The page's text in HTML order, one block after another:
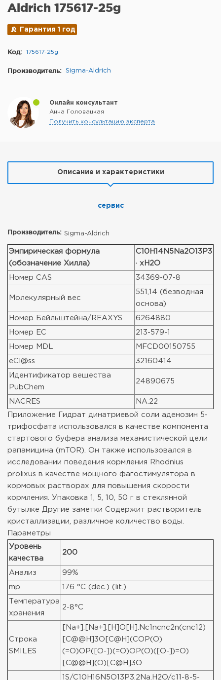
Aldrich 175617-25g
Гарантия 1 год
Код: 175617-25g
Производитель: Sigma-Aldrich
Онлайн консультант
Анна Головацкая
Получить консультацию эксперта
Описание и характеристики
сервис
Производитель: Sigma-Aldrich
Эмпирическая формула
(обозначение Хилла)
C10H14N5Na2O13P3
· xH2O
Номер CAS 34369-07-8
Молекулярный вес
551,14 (безводная
основа)
Номер Бейльштейна/REAXYS 6264880
Номер ЕС 213-579-1
Номер MDL MFCD00150755
eCl@ss 32160414
Идентификатор вещества
PubChem
24890675
NACRES NA.22
Приложение Гидрат динатриевой соли аденозин 5-
трифосфата использовался в качестве компонента
стартового буфера анализа механистической цели
рапамицина (mTOR). Он также использовался в
исследовании поведения кормления Rhodnius
prolixus в качестве мощного фагостимулятора в
кормовых растворах для повышения скорости
кормления.
Упаковка 1, 5, 10, 50 г в стеклянной
бутылке Другие заметки Содержит растворитель
кристаллизации, различное количество воды.
Параметры
Уровень
качества
200
Анализ 99%
mp 176 °C (dec.) (lit.)
Температура
хранения
2-8°C
Строка
SMILES
[Na+].[Na+].[H]O[H].Nc1ncnc2n(cnc12)
[C@@H]3O[C@H](COP(O)
(=O)OP([O-])(=O)OP(O)([O-])=O)
[C@@H](O)[C@H]3O
1S/C10H16N5O13P3.2Na.H2O/c11-8-5-